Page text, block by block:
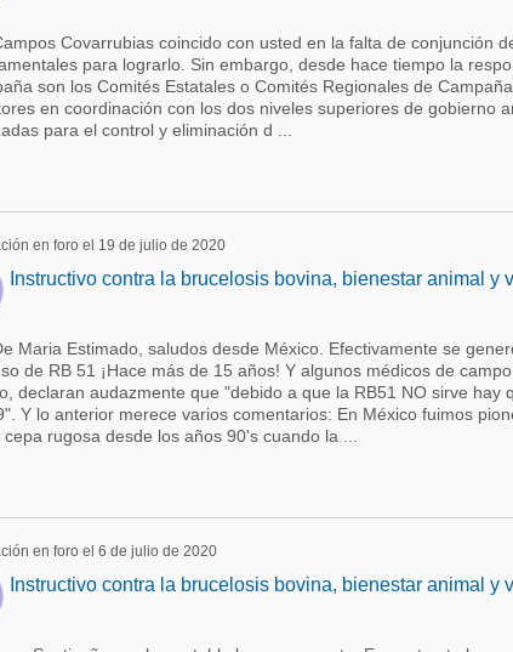
Covarrubias coincido con usted en la falta de conjunción
para lograrlo. Sin embargo, desde hace tiempo la
son los Comités Estatales o Comités Regionales de
en coordinación con los dos niveles superiores de gobierno
para el control y eliminación d ...
en foro el 19 de julio de 2020
Instructivo contra la brucelosis bovina, bienestar animal y
Maria Estimado, saludos desde México. Efectivamente se
de RB 51 ¡Hace más de 15 años! Y algunos médicos de
declaran audazmente que "debido a que la RB51 NO sirve hay
Y lo anterior merece varios comentarios: En México fuimos
rugosa desde los años 90's cuando la ...
en foro el 6 de julio de 2020
Instructivo contra la brucelosis bovina, bienestar animal y